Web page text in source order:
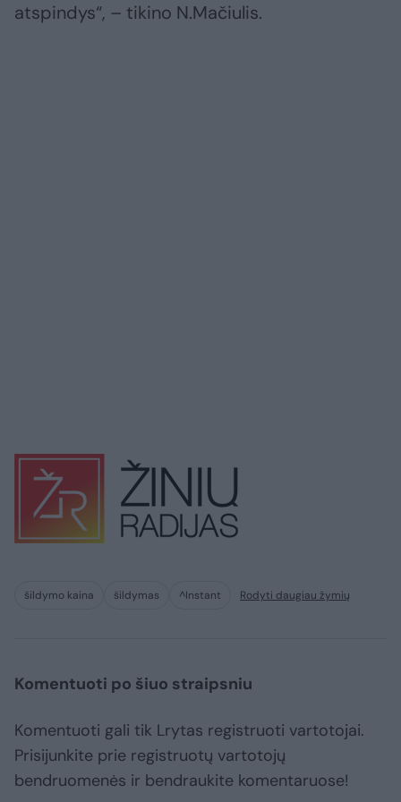
atspindys“, – tikino N.Mačiulis.
šildymo kaina šildymas ^Instant Rodyti daugiau žymių
Komentuoti po šiuo straipsniu
Komentuoti gali tik Lrytas registruoti vartotojai.
Prisijunkite prie registruotų vartotojų
bendruomenės ir bendraukite komentaruose!